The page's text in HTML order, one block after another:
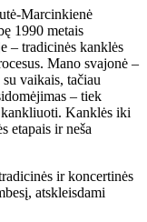
Marcinkienė
1990 metais
– tradicinės kanklės
Mano svajonė –
vaikais, tačiau
– tiek
Kanklės iki
etapais ir neša
ir koncertinės
atskleisdami